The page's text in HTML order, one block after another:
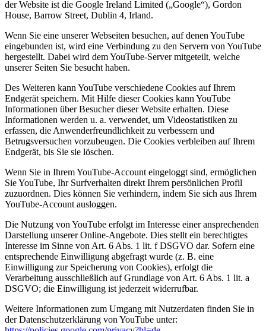
der Website ist die Google Ireland Limited („Google“), Gordon
House, Barrow Street, Dublin 4, Irland.
Wenn Sie eine unserer Webseiten besuchen, auf denen YouTube
eingebunden ist, wird eine Verbindung zu den Servern von YouTube
hergestellt. Dabei wird dem YouTube-Server mitgeteilt, welche
unserer Seiten Sie besucht haben.
Des Weiteren kann YouTube verschiedene Cookies auf Ihrem
Endgerät speichern. Mit Hilfe dieser Cookies kann YouTube
Informationen über Besucher dieser Website erhalten. Diese
Informationen werden u. a. verwendet, um Videostatistiken zu
erfassen, die Anwenderfreundlichkeit zu verbessern und
Betrugsversuchen vorzubeugen. Die Cookies verbleiben auf Ihrem
Endgerät, bis Sie sie löschen.
Wenn Sie in Ihrem YouTube-Account eingeloggt sind, ermöglichen
Sie YouTube, Ihr Surfverhalten direkt Ihrem persönlichen Profil
zuzuordnen. Dies können Sie verhindern, indem Sie sich aus Ihrem
YouTube-Account ausloggen.
Die Nutzung von YouTube erfolgt im Interesse einer ansprechenden
Darstellung unserer Online-Angebote. Dies stellt ein berechtigtes
Interesse im Sinne von Art. 6 Abs. 1 lit. f DSGVO dar. Sofern eine
entsprechende Einwilligung abgefragt wurde (z. B. eine
Einwilligung zur Speicherung von Cookies), erfolgt die
Verarbeitung ausschließlich auf Grundlage von Art. 6 Abs. 1 lit. a
DSGVO; die Einwilligung ist jederzeit widerrufbar.
Weitere Informationen zum Umgang mit Nutzerdaten finden Sie in
der Datenschutzerklärung von YouTube unter: